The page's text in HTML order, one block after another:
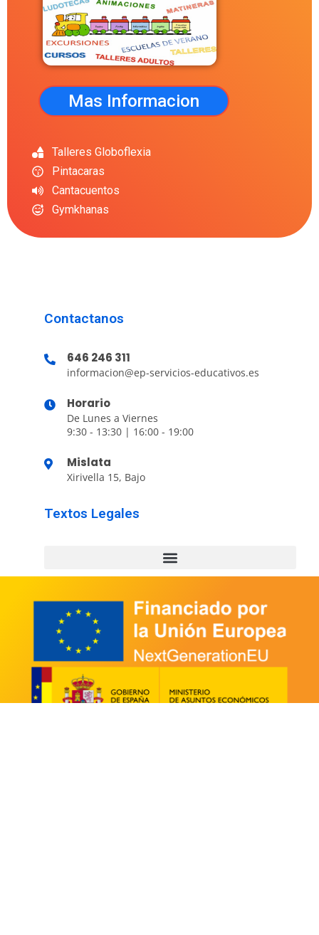
Mas Informacion
Talleres Globoflexia
Pintacaras
Cantacuentos
Gymkhanas
Contactanos
646 246 311
informacion@ep-servicios-educativos.es
Horario
De Lunes a Viernes
9:30 - 13:30 | 16:00 - 19:00
Mislata
Xirivella 15, Bajo
Textos Legales